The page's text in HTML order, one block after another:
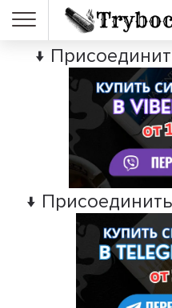
↓
↓